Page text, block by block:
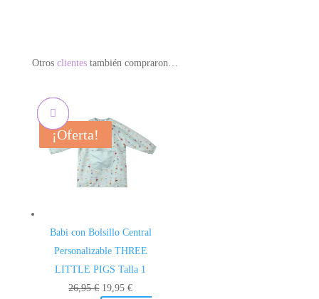
Otros clientestambién compraron…
¡Oferta!
Babi con Bolsillo Central
Personalizable THREE
LITTLE PIGS Talla 1
26,95€ El
19,95€El
¡Oferta!
¡Oferta!
¡Oferta!